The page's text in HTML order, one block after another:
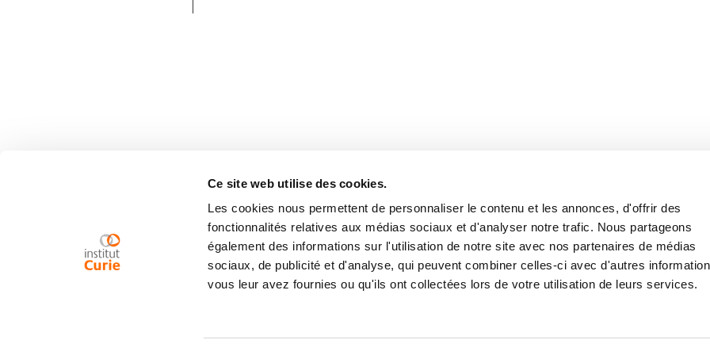
Ce site web utilise des cookies.
Les cookies nous permettent de personnaliser le contenu et les annonces, d'offrir des
fonctionnalités relatives aux médias sociaux et d'analyser notre trafic. Nous partageons
également des informations sur l'utilisation de notre site avec nos partenaires de médias
sociaux, de publicité et d'analyse, qui peuvent combiner celles-ci avec d'autres
vous leur avez fournies ou qu'ils ont collectées lors de votre utilisation de leurs services.
Mentions légales